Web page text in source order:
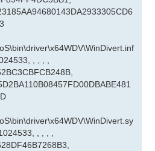
, , , ,
, , , ,